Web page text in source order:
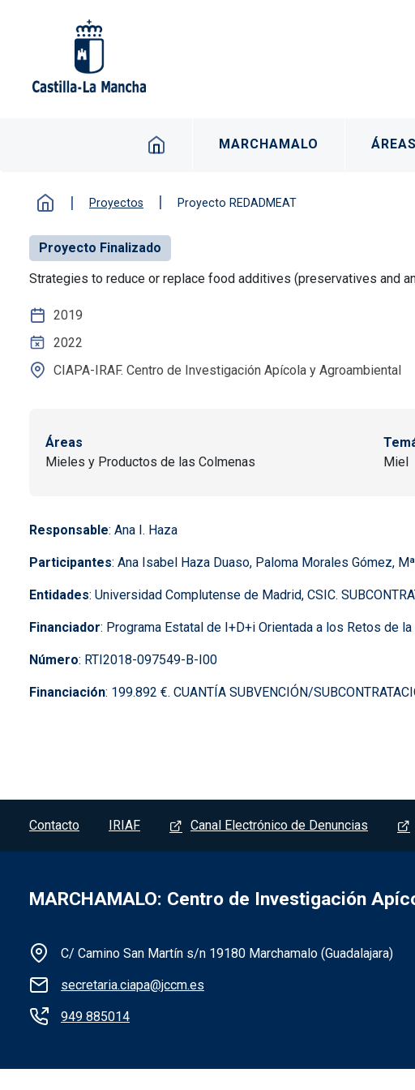
Navegacion principal -
MARCHAMALO ÁREAS
Proyectos Proyecto REDADMEAT
Proyecto Finalizado
Strategies to reduce or replace food additives (preservatives and
2019
2022
CIAPA-IRAF. Centro de Investigación Apícola y Agroambiental
Áreas
Mieles y Productos de las Colmenas
Miel
Responsable: Ana I. Haza
Participantes: Ana Isabel Haza Duaso, Paloma Morales Gómez,
Entidades: Universidad Complutense de Madrid, CSIC.
Financiador: Programa Estatal de I+D+i Orientada a los Retos de la
Número: RTI2018-097549-B-I00
Financiación: 199.892 €. CUANTÍA SUBVENCIÓN/
Pie de página - Marchamalo
Contacto IRIAF Canal Electrónico de Denuncias
MARCHAMALO: Centro de Investigación
Información de la institución -
C/ Camino San Martín s/n 19180 Marchamalo (Guadalajara)
secretaria.ciapa@jccm.es
949 885014